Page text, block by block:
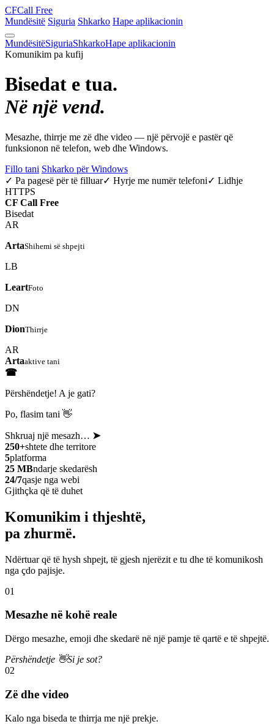
CFCall Free
Mundësitë Siguria Shkarko Hape aplikacionin
MundësitëSiguriaShkarkoHape aplikacionin
Komunikim pa kufij
Bisedat e tua.
Në një vend.
Mesazhe, thirrje me zë dhe video — një përvojë e pastër që
funksionon në telefon, web dhe Windows.
Fillo tani Shkarko për Windows
✓ Pa pagesë për të filluar✓ Hyrje me numër telefoni✓ Lidhje
HTTPS
CF Call Free
Bisedat
AR
ArtaShihemi së shpejti
LB
LeartFoto
DN
DionThirrje
AR
Artaaktive tani
☎
Përshëndetje! A je gati?
Po, flasim tani 👋
Shkruaj një mesazh… ➤
250+shtete dhe territore
5platforma
25 MBndarje skedarësh
24/7qasje nga webi
Gjithçka që të duhet
Komunikim i thjeshtë,
pa zhurmë.
Ndërtuar që të hysh shpejt, të gjesh njerëzit e tu dhe të komunikosh
nga çdo pajisje.
01
Mesazhe në kohë reale
Dërgo mesazhe, emoji dhe skedarë në një pamje të qartë e të shpejtë.
Përshëndetje 👋Si je sot?
02
Zë dhe video
Kalo nga biseda te thirrja me një prekje.